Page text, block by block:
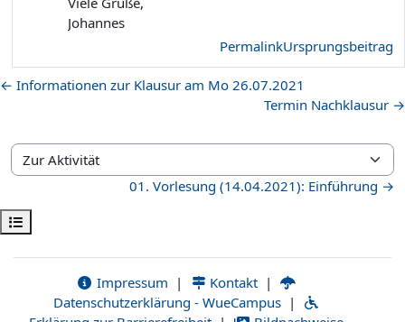
Kursindex öffnen
Johannes
PermalinkUrsprungsbeitrag
← Informationen zur Klausur am Mo 26.07.2021
Termin Nachklausur →
Zur Aktivität
01. Vorlesung (14.04.2021): Einführung →
Impressum | Kontakt |
Datenschutzerklärung - WueCampus |